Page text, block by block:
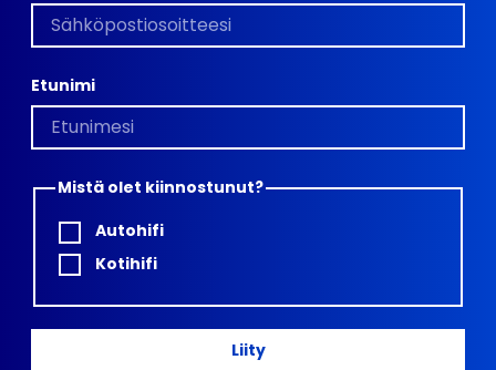
Etunimi
Mistä olet kiinnostunut?
Autohifi
Kotihifi
Liity